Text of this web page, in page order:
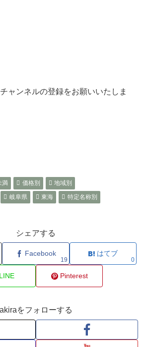
ャンネルの登録をお願いいたしま
満 価格別
地域別
岐阜県 東海
特定名称別
シェアする
Facebook
19
はてブ
0
LINE Pinterest
akiraをフォローする